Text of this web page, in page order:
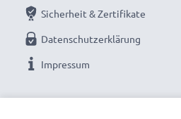
Sicherheit & Zertifikate
Datenschutzerklärung
Impressum